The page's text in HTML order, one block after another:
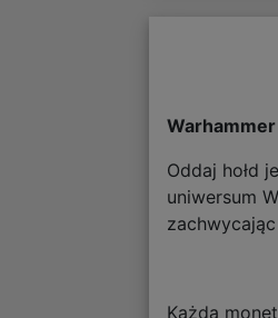
Oddaj hołd
uniwersum
Każda